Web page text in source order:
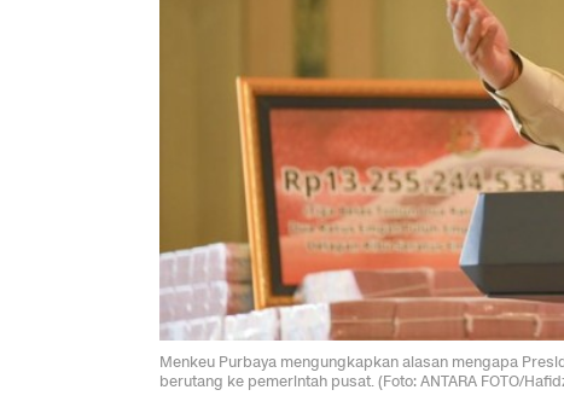
Menkeu Purbaya mengungkapkan alasan mengapa
berutang ke pemerintah pusat. (Foto: ANTARA FOTO/